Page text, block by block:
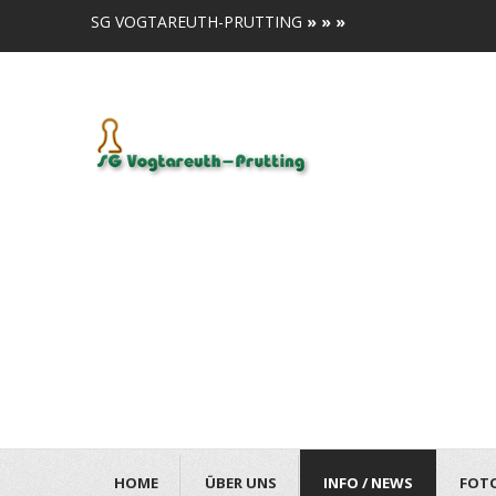
SG VOGTAREUTH-PRUTTING » » »
HOME ÜBER UNS INFO / NEWS